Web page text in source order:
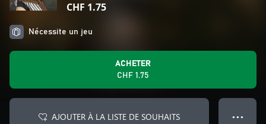
CHF 1.75
Nécessite un jeu
ACHETER
CHF 1.75
AJOUTER À LA LISTE DE SOUHAITS ● ● ●